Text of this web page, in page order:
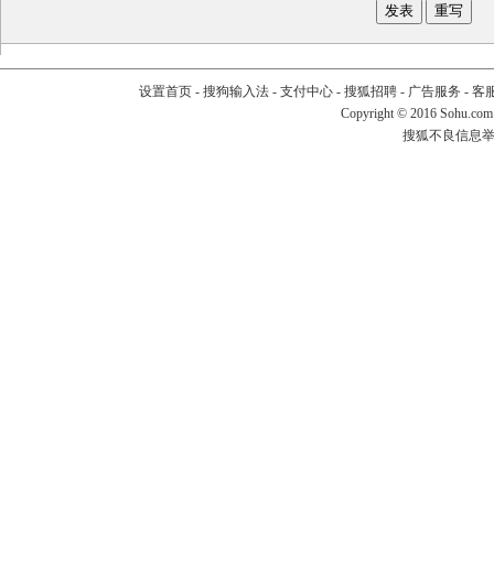
设置首页- 搜狗输入法- 支付中心- 搜狐招聘- 广告服务 - 客
Copyright © 2016
搜狐不良信息